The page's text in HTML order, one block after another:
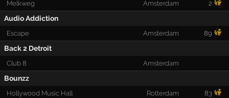
Melkweg Amsterdam 2
Audio Addiction
Escape Amsterdam 89
Back 2 Detroit
Club 8 Amsterdam
Bounzz
Hollywood Music Hall Rotterdam 83